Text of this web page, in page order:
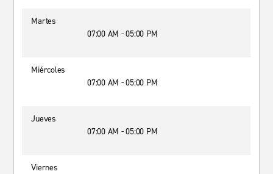
Martes
07:00 AM - 05:00 PM
Miércoles
07:00 AM - 05:00 PM
Jueves
07:00 AM - 05:00 PM
Viernes